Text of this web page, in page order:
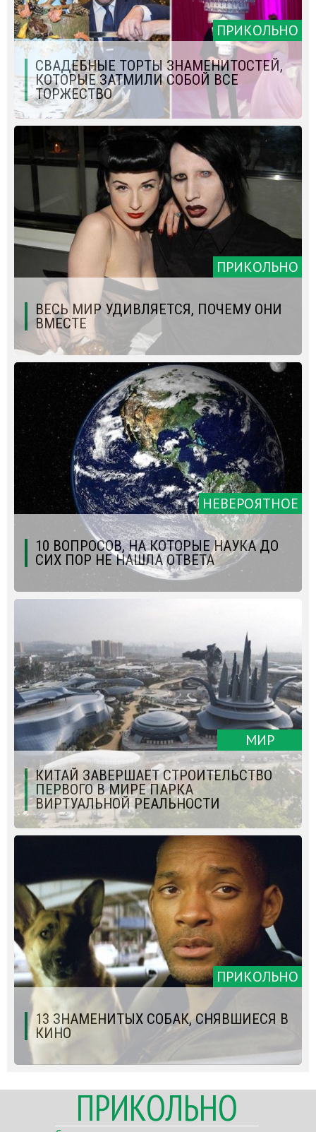
ПРИКОЛЬНО
СВАДЕБНЫЕ ТОРТЫ ЗНАМЕНИТОСТЕЙ,
КОТОРЫЕ ЗАТМИЛИ СОБОЙ ВСЕ
ТОРЖЕСТВО
ПРИКОЛЬНО
ВЕСЬ МИР УДИВЛЯЕТСЯ, ПОЧЕМУ ОНИ
ВМЕСТЕ
НЕВЕРОЯТНОЕ
10 ВОПРОСОВ, НА КОТОРЫЕ НАУКА ДО
СИХ ПОР НЕ НАШЛА ОТВЕТА
МИР
КИТАЙ ЗАВЕРШАЕТ СТРОИТЕЛЬСТВО
ПЕРВОГО В МИРЕ ПАРКА
ВИРТУАЛЬНОЙ РЕАЛЬНОСТИ
ПРИКОЛЬНО
13 ЗНАМЕНИТЫХ СОБАК, СНЯВШИЕСЯ В
КИНО
ПРИКОЛЬНО